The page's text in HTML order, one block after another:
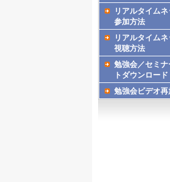
リアルタイム
参加方法
リアルタイム
視聴方法
勉強会／セミ
トダウンロード
勉強会ビデオ再